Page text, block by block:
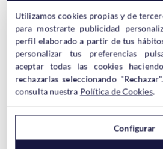
en la que queramos que se aplique la
datos puede tener varias tablas.
varias tablas al mismo tiempo.
Case-Insensitive?
Por si queremos que busque
¿Quieres sustituir los GUIDs ?
Si quieres puedes modificar los
mejor no lo toques.
¿Quieres ejecutar "en seco”?
Esta opción sirve para hacer una
modificar pero sin modificar nada.
Utilizamos cookies propias y de
para mostrarte publicidad
perfil elaborado a partir de tus
personalizar tus preferencias
aceptar todas las cookies
rechazarlas seleccionando
consulta nuestra Política de Cookies.
Configurar